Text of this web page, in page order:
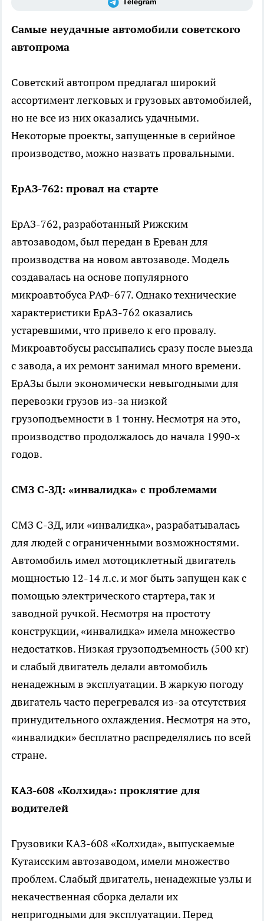
Самые неудачные автомобили советского
автопрома
Советский автопром предлагал широкий
ассортимент легковых и грузовых автомобилей,
но не все из них оказались удачными.
Некоторые проекты, запущенные в серийное
производство, можно назвать провальными.
ЕрАЗ-762: провал на старте
ЕрАЗ-762, разработанный Рижским
автозаводом, был передан в Ереван для
производства на новом автозаводе. Модель
создавалась на основе популярного
микроавтобуса РАФ-677. Однако технические
характеристики ЕрАЗ-762 оказались
устаревшими, что привело к его провалу.
Микроавтобусы рассыпались сразу после выезда
с завода, а их ремонт занимал много времени.
ЕрАЗы были экономически невыгодными для
перевозки грузов из-за низкой
грузоподъемности в 1 тонну. Несмотря на это,
производство продолжалось до начала 1990-х
годов.
СМЗ С-ЗД: «инвалидка» с проблемами
СМЗ С-ЗД, или «инвалидка», разрабатывалась
для людей с ограниченными возможностями.
Автомобиль имел мотоциклетный двигатель
мощностью 12-14 л.с. и мог быть запущен как с
помощью электрического стартера, так и
заводной ручкой. Несмотря на простоту
конструкции, «инвалидка» имела множество
недостатков. Низкая грузоподъемность (500 кг)
и слабый двигатель делали автомобиль
ненадежным в эксплуатации. В жаркую погоду
двигатель часто перегревался из-за отсутствия
принудительного охлаждения. Несмотря на это,
«инвалидки» бесплатно распределялись по всей
стране.
КАЗ-608 «Колхида»: проклятие для
водителей
Грузовики КАЗ-608 «Колхида», выпускаемые
Кутаисским автозаводом, имели множество
проблем. Слабый двигатель, ненадежные узлы и
некачественная сборка делали их
непригодными для эксплуатации. Перед